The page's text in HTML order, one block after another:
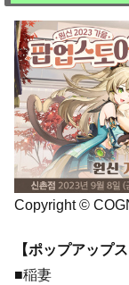
Copyright ©
【ポップアップ
■稲妻